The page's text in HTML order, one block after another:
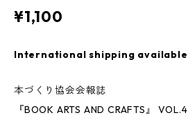
¥1,100
International shipping available
本づくり協会会報誌
『BOOK ARTS AND CRAFTS』 VOL.4